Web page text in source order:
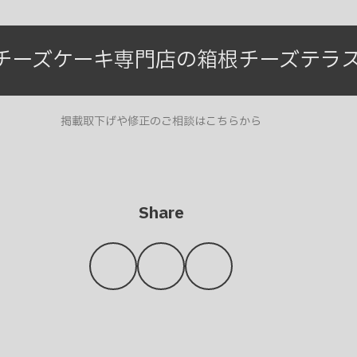
ーズケーキ専門店の箱根チーズテラ
掲載取下げや修正のご相談はこちらから
Share